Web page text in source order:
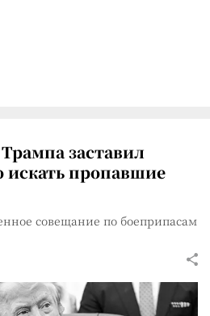
заставил
искать пропавшие
совещание по боеприпасам